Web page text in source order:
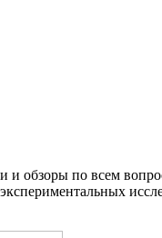
и обзоры по всем